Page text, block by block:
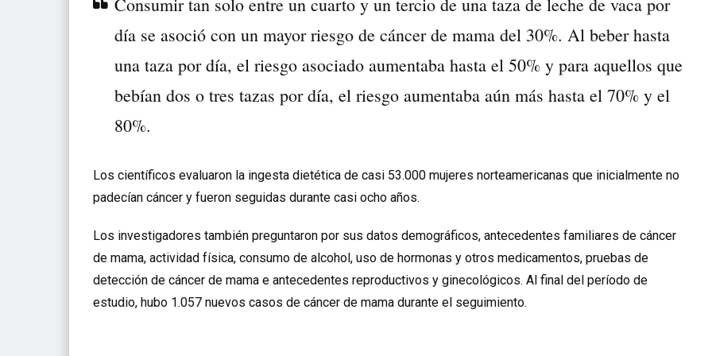
día se asoció con un mayor riesgo de cáncer de mama del 30%. Al beber hasta
una taza por día, el riesgo asociado aumentaba hasta el 50% y para aquellos que
bebían dos o tres tazas por día, el riesgo aumentaba aún más hasta el 70% y el
80%.
Los científicos evaluaron la ingesta dietética de casi 53.000 mujeres norteamericanas que inicialmente no
padecían cáncer y fueron seguidas durante casi ocho años.
Los investigadores también preguntaron por sus datos demográficos, antecedentes familiares de cáncer
de mama, actividad física, consumo de alcohol, uso de hormonas y otros medicamentos, pruebas de
detección de cáncer de mama e antecedentes reproductivos y ginecológicos. Al final del período de
estudio, hubo 1.057 nuevos casos de cáncer de mama durante el seguimiento.